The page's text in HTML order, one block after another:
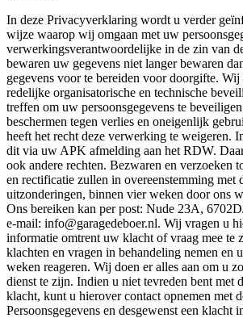
In deze Privacyverklaring wordt u verder
wijze waarop wij omgaan met uw
verwerkingsverantwoordelijke in de zin van
bewaren uw gegevens niet langer bewaren
gegevens voor te bereiden voor doorgifte.
redelijke organisatorische en technische
treffen om uw persoonsgegevens te
beschermen tegen verlies en oneigenlijk
heeft het recht deze verwerking te weigeren.
dit via uw APK afmelding aan het RDW.
ook andere rechten. Bezwaren en verzoeken
en rectificatie zullen in overeenstemming met
uitzonderingen, binnen vier weken door ons
Ons bereiken kan per post: Nude 23A,
e-mail: info@garagedeboer.nl. Wij vragen u
informatie omtrent uw klacht of vraag mee te
klachten en vragen in behandeling nemen en
weken reageren. Wij doen er alles aan om u
dienst te zijn. Indien u niet tevreden bent met
klacht, kunt u hierover contact opnemen met
Persoonsgegevens en desgewenst een klacht